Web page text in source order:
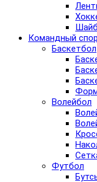
Командный
Баскетбол
Волейбол
Футбол